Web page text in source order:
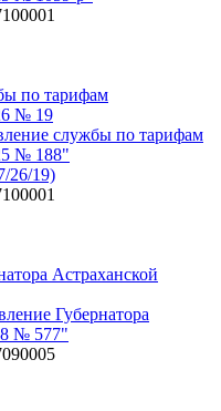
по тарифам
№ 19
службы по тарифам
№ 188"
26/19)
Астраханской
Губернатора
№ 577"